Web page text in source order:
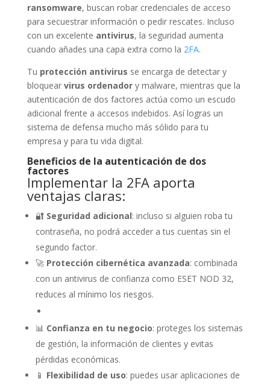
ransomware, buscan robar credenciales de acceso
para secuestrar información o pedir rescates. Incluso
con un excelente antivirus, la seguridad aumenta
cuando añades una capa extra como la 2FA.
Tu protección antivirus se encarga de detectar y
bloquear virus ordenadory malware, mientras que la
autenticación de dos factores actúa como un escudo
adicional frente a accesos indebidos. Así logras un
sistema de defensa mucho más sólido para tu
empresa y para tu vida digital.
Beneficios de la autenticación de dos
factores
Implementar la 2FA aporta
ventajas claras:
🔐 Seguridad adicional: incluso si alguien roba tu
contraseña, no podrá acceder a tus cuentas sin el
segundo factor.
🚀 Protección cibernética avanzada: combinada
con un antivirus de confianza como ESET NOD 32,
reduces al mínimo los riesgos.
📊 Confianza en tu negocio: proteges los sistemas
de gestión, la información de clientes y evitas
pérdidas económicas.
📱 Flexibilidad de uso: puedes usar aplicaciones de